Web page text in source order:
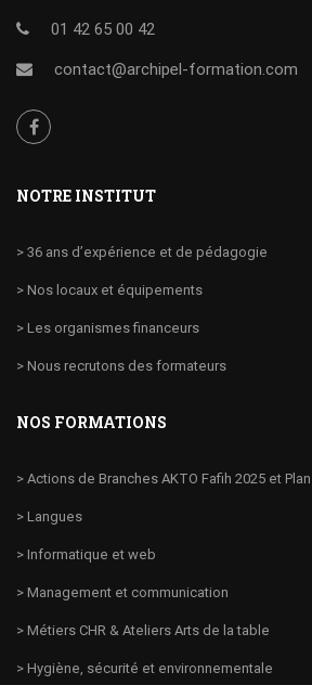
01 42 65 00 42
contact@archipel-formation.com
NOTRE INSTITUT
> 36 ans d’expérience et de pédagogie
> Nos locaux et équipements
> Les organismes financeurs
> Nous recrutons des formateurs
NOS FORMATIONS
> Actions de Branches AKTO Fafih 2025 et
> Langues
> Informatique et web
> Management et communication
> Métiers CHR & Ateliers Arts de la table
> Hygiène, sécurité et environnementale